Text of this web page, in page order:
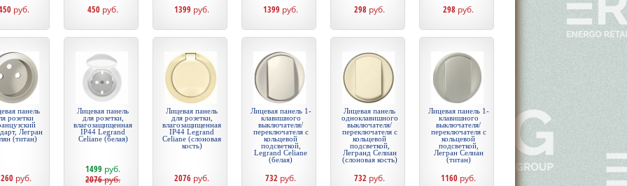
руб. 450 руб. 1399 руб. 1399 руб. 298 руб. 298 руб.
панель
розетки
Легран
(титан)
руб.
Лицевая панель
для розетки,
влагозащищенная
IP44 Legrand
Celiane (белая)
1499 руб.
2076руб.
Лицевая панель
для розетки,
влагозащищенная
IP44 Legrand
Celiane (слоновая
кость)
2076 руб.
Лицевая панель 1-
клавишного
выключателя/
переключателя с
кольцевой
подсветкой,
Legrand Celiane
(белая)
732 руб.
Лицевая панель
одноклавишного
выключателя/
переключателя с
кольцевой
подсветкой,
Легранд Селиан
(слоновая кость)
732 руб.
Лицевая панель 1-
клавишного
выключателя/
переключателя с
кольцевой
подсветкой,
Легран Селиан
(титан)
1160 руб.